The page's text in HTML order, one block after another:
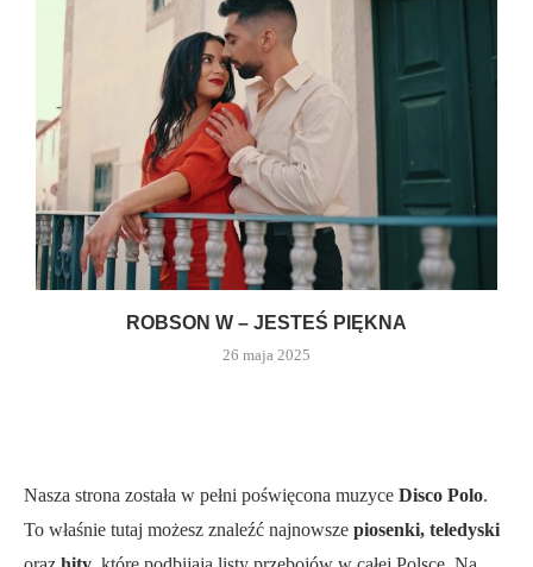
ROBSON W – JESTEŚ PIĘKNA
26 maja 2025
Nasza strona została w pełni poświęcona muzyce Disco Polo.
To właśnie tutaj możesz znaleźć najnowsze piosenki, teledyski